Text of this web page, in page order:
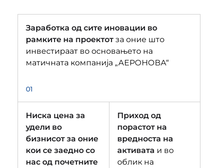
Заработка од сите иновации во
рамките на проектотза оние што
инвестираат во основањето на
матичната компанија „АЕРОНОВА“
01
Ниска цена за
удели во
бизнисот за оние
кои се заедно со
нас од почетните
Приход од
порастот на
вредноста на
активата и во
облик на